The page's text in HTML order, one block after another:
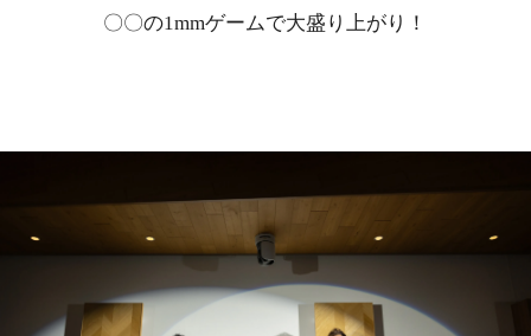
〇〇の1mmゲームで大盛り上がり！